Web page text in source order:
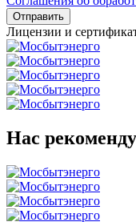
Отправить
Лицензии и
Нас